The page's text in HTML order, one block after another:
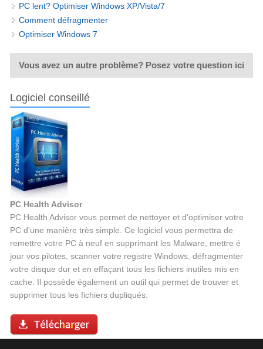
PC lent? Optimiser Windows XP/Vista/7
Comment défragmenter
Optimiser Windows 7
Vous avez un autre problème? Posez votre question ici
Logiciel conseillé
PC Health Advisor
PC Health Advisor vous permet de nettoyer et d'optimiser votre
PC d'une manière très simple. Ce logiciel vous permettra de
remettre votre PC à neuf en supprimant les Malware, mettre é
jour vos pilotes, scanner votre registre Windows, défragmenter
votre disque dur et en effaçant tous les fichiers inutiles mis en
cache. Il possède également un outil qui permet de trouver et
supprimer tous les fichiers dupliqués.